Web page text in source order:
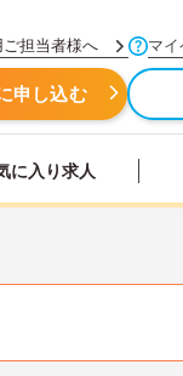
ご担当者様へ マイ
申し込む
に入り求人